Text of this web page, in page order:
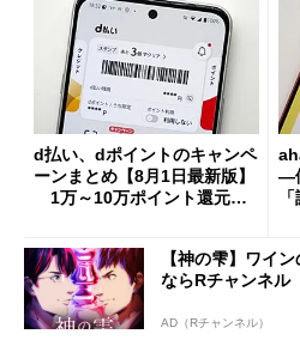
d払い、dポイントのキャンペ
ーンまとめ【8月1日最新版】
1万～10万ポイント還元の
―
【神の雫】ワイ
ならRチャンネル
AD（Rチャンネル）